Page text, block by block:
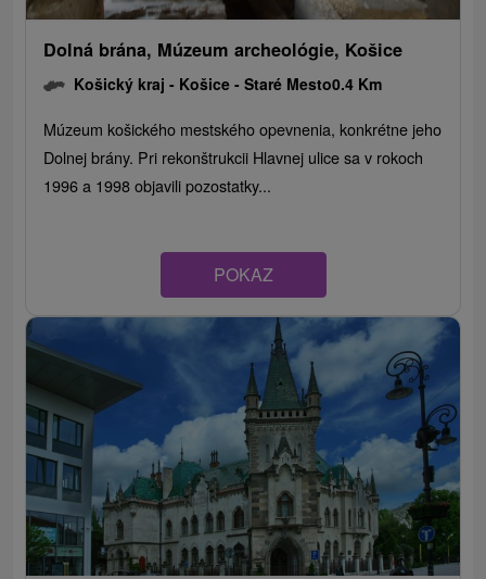
Dolná brána, Múzeum archeológie, Košice
Košický kraj - Košice - Staré Mesto0.4 Km
Múzeum košického mestského opevnenia, konkrétne jeho
Dolnej brány. Pri rekonštrukcii Hlavnej ulice sa v rokoch
1996 a 1998 objavili pozostatky...
POKAZ